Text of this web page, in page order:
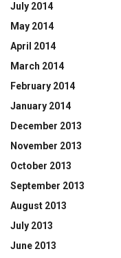
July 2014
May 2014
April 2014
March 2014
February 2014
January 2014
December 2013
November 2013
October 2013
September 2013
August 2013
July 2013
June 2013